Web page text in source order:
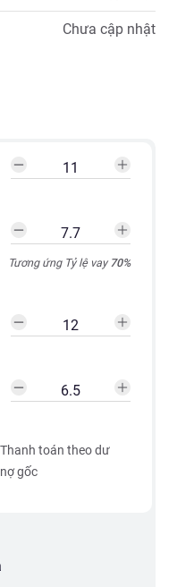
Chưa cập nhật
Tương ứng Tỷ lệ vay70%
Thanh toán theo dư
nợ gốc